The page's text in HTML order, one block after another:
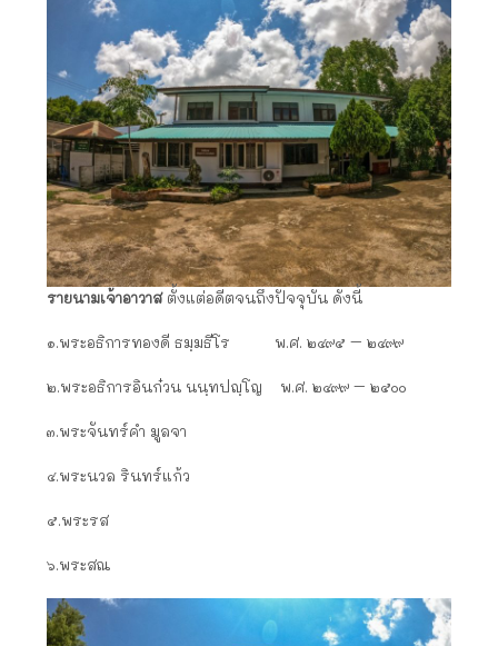
รายนามเจ้าอาวาสตั้งแต่อดีตจนถึงปัจจุบัน ดังนี้
๑.พระอธิการทองดี ธมฺมธีโร พ.ศ. ๒๔๙๕ – ๒๔๙๙
๒.พระอธิการอินก๋วน นนฺทปญฺโญ พ.ศ. ๒๔๙๙ – ๒๕๐๐
๓.พระจันทร์คำ มูลจา
๔.พระนวล รินทร์แก้ว
๕.พระรส
๖.พระสณ